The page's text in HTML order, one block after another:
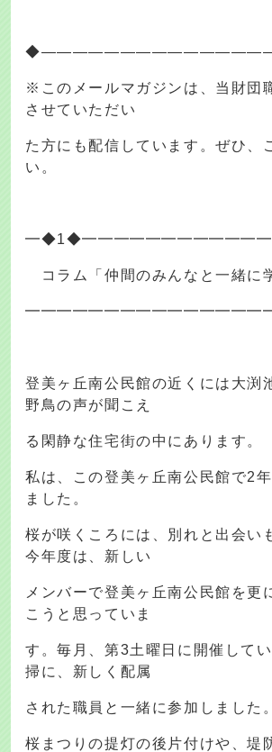
※このメールマガジンは、当財団
させていただい
た方にも配信しています。ぜひ、
い。
コラム「仲間のみんなと一緒に
登美ヶ丘南公民館の近くには大渕
野鳥の声が聞こえ
る閑静な住宅街の中にあります。
私は、この登美ヶ丘南公民館で2
ました。
桜が咲くころには、別れと出会い
今年度は、新しい
メンバーで登美ヶ丘南公民館を更
こうと思っていま
す。毎月、第3土曜日に開催して
掃に、新しく配属
された職員と一緒に参加しました。
桜まつりの提灯の後片付けや、堤